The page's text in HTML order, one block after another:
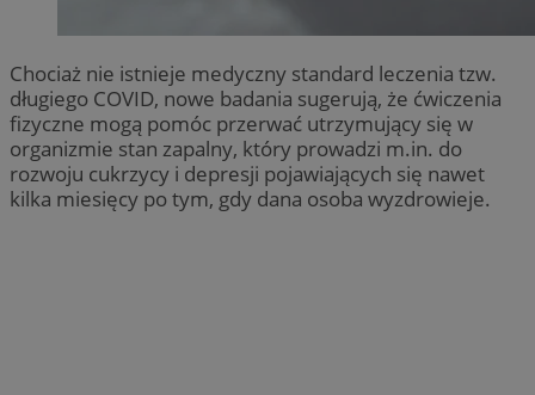
Chociaż nie istnieje medyczny standard leczenia tzw.
długiego COVID, nowe badania sugerują, że ćwiczenia
fizyczne mogą pomóc przerwać utrzymujący się w
organizmie stan zapalny, który prowadzi m.in. do
rozwoju cukrzycy i depresji pojawiających się nawet
kilka miesięcy po tym, gdy dana osoba wyzdrowieje.